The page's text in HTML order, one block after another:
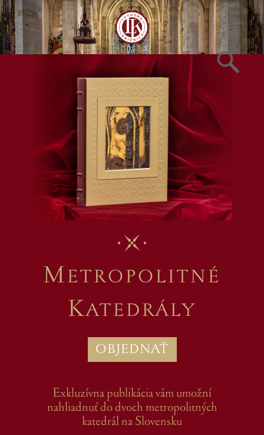
OBJEDNAŤ
Exkluzívna publikácia vám umožní
nahliadnuť do dvoch metropolitných
katedrál na Slovensku
METROPOLITNÉ
KATEDRÁLY